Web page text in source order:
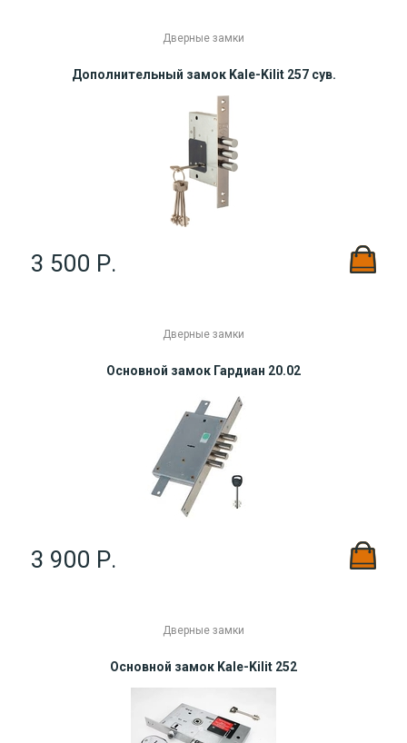
Дверные замки
Дополнительный замок Kale-Kilit 257 сув.
3 500 Р.
Дверные замки
Основной замок Гардиан 20.02
3 900 Р.
Дверные замки
Основной замок Kale-Kilit 252